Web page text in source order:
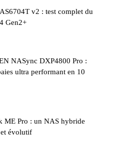
v2 : test complet du
Gen2+
NASync DXP4800 Pro :
ultra performant en 10
ME Pro : un NAS hybride
évolutif